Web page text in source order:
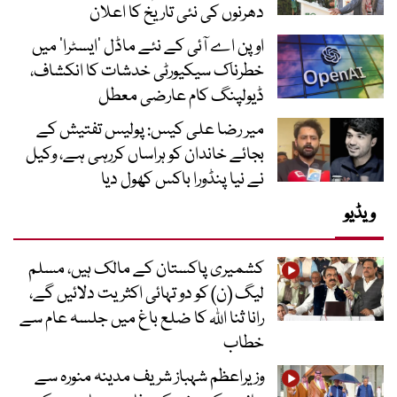
دھرنوں کی نئی تاریخ کا اعلان
اوپن اے آئی کے نئے ماڈل ’ایسٹرا‘ میں
خطرناک سیکیورٹی خدشات کا انکشاف،
ڈیولپنگ کام عارضی معطل
میر رضا علی کیس: پولیس تفتیش کے
بجائے خاندان کو ہراساں کررہی ہے، وکیل
نے نیا پنڈورا باکس کھول دیا
ویڈیو
کشمیری پاکستان کے مالک ہیں، مسلم
لیگ (ن) کو دو تہائی اکثریت دلائیں گے،
رانا ثنا اللہ کا ضلع باغ میں جلسہ عام سے
خطاب
وزیراعظم شہباز شریف مدینہ منورہ سے